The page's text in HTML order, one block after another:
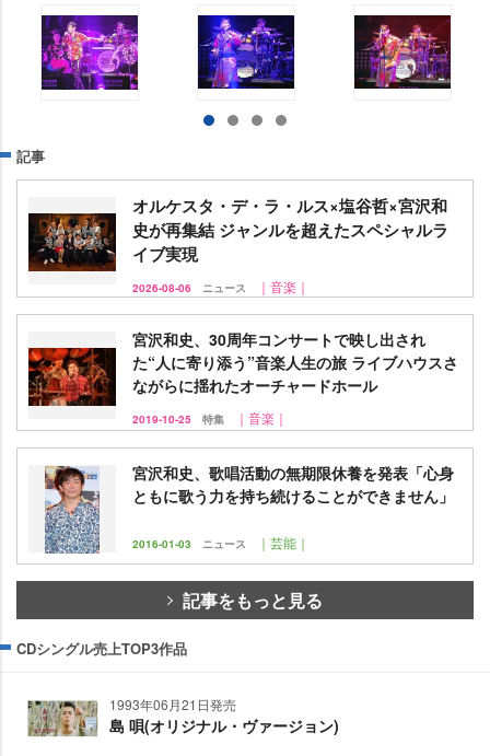
記事
オルケスタ・デ・ラ・ルス×塩谷哲×宮沢和
史が再集結 ジャンルを超えたスペシャルラ
イブ実現
2026-08-06 ニュース ｜音楽｜
宮沢和史、30周年コンサートで映し出され
た“人に寄り添う”音楽人生の旅 ライブハウスさ
ながらに揺れたオーチャードホール
2019-10-25 特集 ｜音楽｜
宮沢和史、歌唱活動の無期限休養を発表「心身
ともに歌う力を持ち続けることができません」
2016-01-03 ニュース ｜芸能｜
記事をもっと見る
CDシングル売上TOP3作品
1993年06月21日発売
島 唄(オリジナル・ヴァージョン)